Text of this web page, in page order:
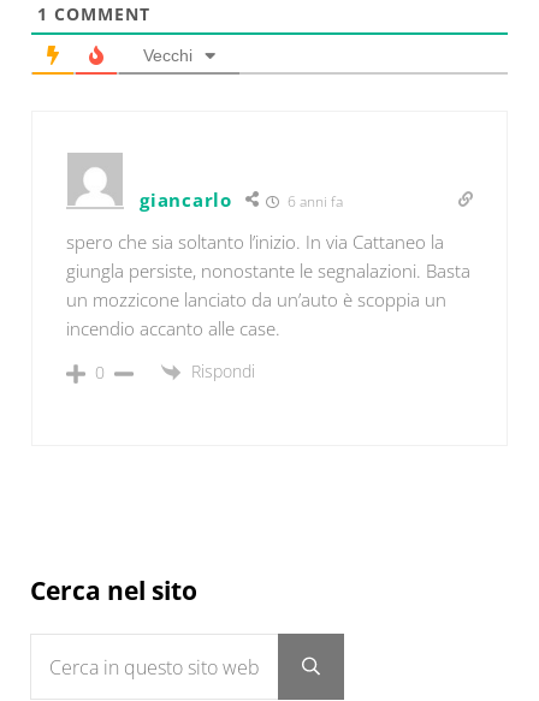
1 COMMENT
Vecchi
giancarlo 6 anni fa
spero che sia soltanto l’inizio. In via Cattaneo la
giungla persiste, nonostante le segnalazioni. Basta
un mozzicone lanciato da un’auto è scoppia un
incendio accanto alle case.
0 Rispondi
Sidebar
Cerca nel sito
Submit search